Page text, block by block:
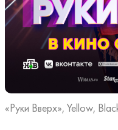
«Руки Вверх», Yellow,